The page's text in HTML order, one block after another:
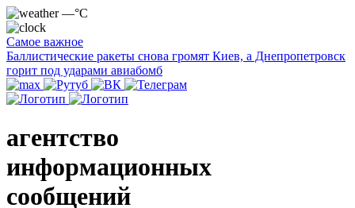
—°C
Самое важное
Баллистические ракеты снова громят Киев, а Днепропетровск
горит под ударами авиабомб
агентство
информационных
сообщений